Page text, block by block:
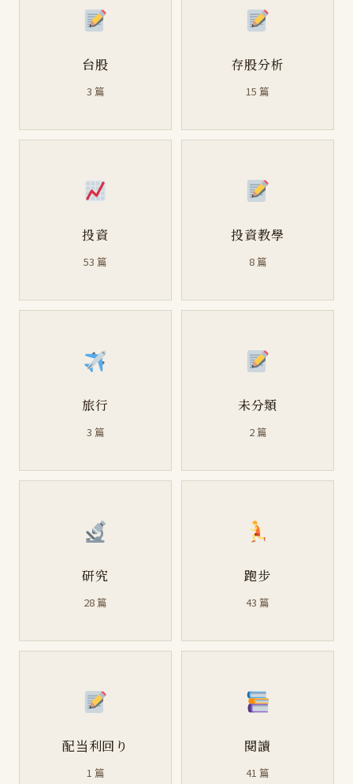
台股
3 篇
存股分析
15 篇
投資
53 篇
投資教學
8 篇
旅行
3 篇
未分類
2 篇
研究
28 篇
跑步
43 篇
配当利回り
1 篇
閱讀
41 篇